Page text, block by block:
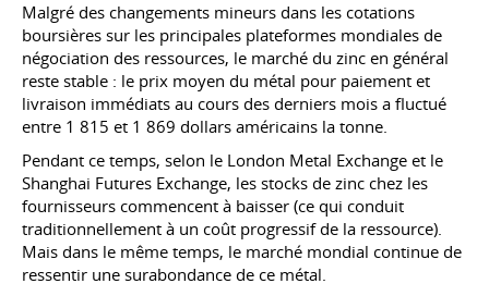
Malgré des changements mineurs dans les cotations
boursières sur les principales plateformes mondiales de
négociation des ressources, le marché du zinc en général
reste stable : le prix moyen du métal pour paiement et
livraison immédiats au cours des derniers mois a fluctué
entre 1 815 et 1 869 dollars américains la tonne.
Pendant ce temps, selon le London Metal Exchange et le
Shanghai Futures Exchange, les stocks de zinc chez les
fournisseurs commencent à baisser (ce qui conduit
traditionnellement à un coût progressif de la ressource).
Mais dans le même temps, le marché mondial continue de
ressentir une surabondance de ce métal.